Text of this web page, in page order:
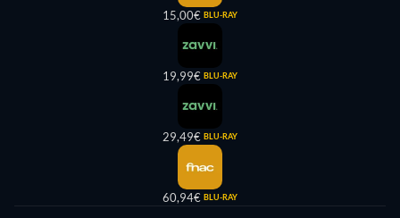
15,00€ BLU-RAY
19,99€ BLU-RAY
29,49€ BLU-RAY
60,94€ BLU-RAY